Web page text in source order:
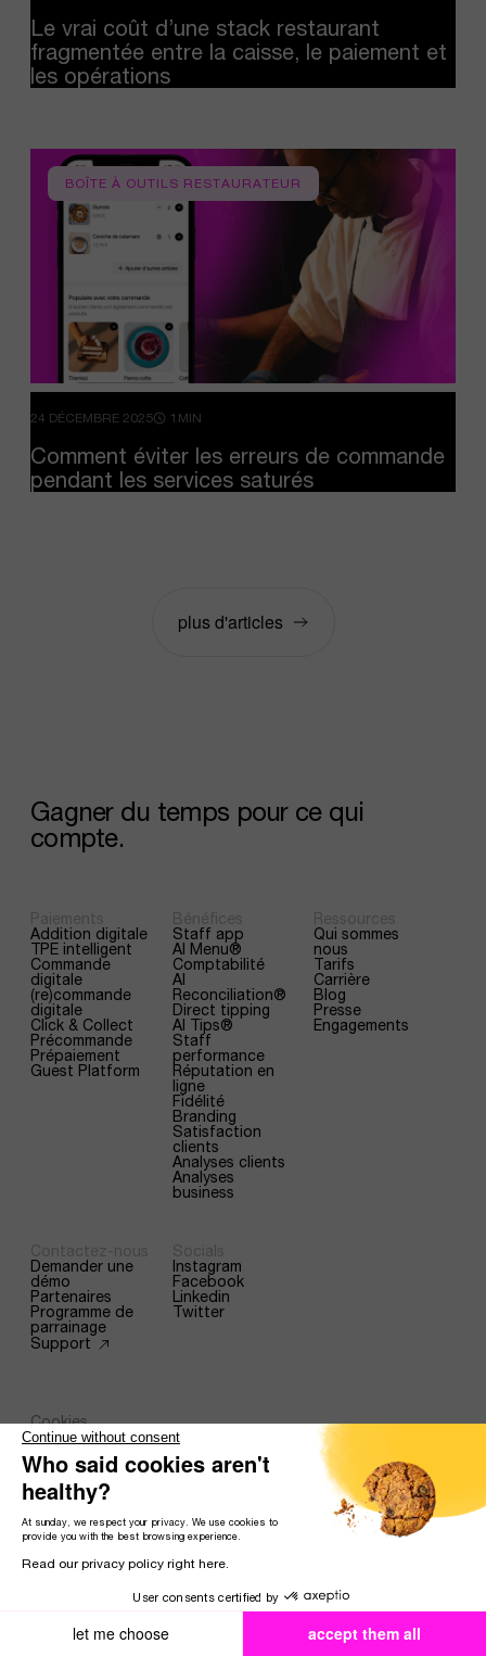
Le vrai coût d’une stack restaurant
fragmentée entre la caisse, le paiement et
les opérations
BOÎTE À OUTILS RESTAURATEUR
24 DÉCEMBRE 2025 1MIN
Comment éviter les erreurs de commande
pendant les services saturés
plus d'articles
Gagner du temps pour ce qui
compte.
Addition digitale
TPE intelligent
Commande
digitale
(re)commande
digitale
Click & Collect
Précommande
Prépaiement
Guest Platform
Staff app
AI Menu®
Comptabilité
AI
Reconciliation®
Direct tipping
AI Tips®
Staff
performance
Réputation en
ligne
Fidélité
Branding
Satisfaction
clients
Analyses clients
Analyses
business
Qui sommes
nous
Tarifs
Carrière
Blog
Presse
Engagements
Demander une
démo
Partenaires
Programme de
parrainage
Support
Instagram
Facebook
Linkedin
Twitter
Cookies
Mentions légales
Conditions générales d’utilisation
Politique de confidentialité
Continue without consent
Who said cookies aren't
healthy?
At sunday, we respect your privacy. We use cookies to
provide you with the best browsing experience.
Read our privacy policy right here.
User consents certified by
let me choose accept them all